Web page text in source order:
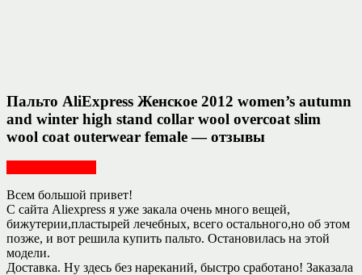
Пальто AliExpress Женское 2012 women’s autumn
and winter high stand collar wool overcoat slim
wool coat outerwear female — отзывы
Всем большой привет!
С сайта Aliexpress я уже закала очень много вещей,
бижутерии,пластырей лечебных, всего остального,но об этом
позже, и вот решила купить пальто. Остановилась на этой
модели.
Доставка. Ну здесь без нареканий, быстро сработано! Заказала